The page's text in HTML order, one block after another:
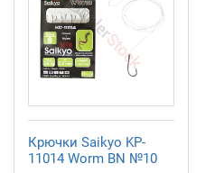
Крючки Saikyo KP-
11014 Worm BN №10